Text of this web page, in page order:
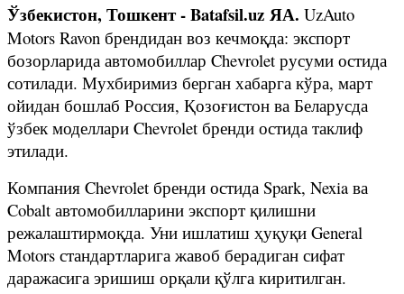
Ўзбекистон, Тошкент - Batafsil.uz ЯА. UzAuto
Motors Ravon брендидан воз кечмоқда: экспорт
бозорларида автомобиллар Chevrolet русуми остида
сотилади. Мухбиримиз берган хабарга кўра, март
ойидан бошлаб Россия, Қозоғистон ва Беларусда
ўзбек моделлари Chevrolet бренди остида таклиф
этилади.
Компания Chevrolet бренди остида Spark, Nexia ва
Cobalt автомобилларини экспорт қилишни
режалаштирмоқда. Уни ишлатиш ҳуқуқи General
Motors стандартларига жавоб берадиган сифат
даражасига эришиш орқали қўлга киритилган.